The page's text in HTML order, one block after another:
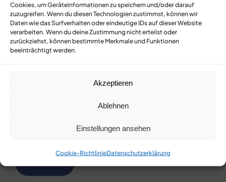
Cookies, um Geräteinformationen zu speichern und/oder darauf
zuzugreifen. Wenn du diesen Technologien zustimmst, können wir
Daten wie das Surfverhalten oder eindeutige IDs auf dieser Website
verarbeiten. Wenn du deine Zustimmung nicht erteilst oder
zurückziehst, können bestimmte Merkmale und Funktionen
beeinträchtigt werden.
Akzeptieren
Ablehnen
Einstellungen ansehen
Cookie-RichtlinieDatenschutzerklärung
Ich stimme zu, dass meine Angaben aus
dem Kontaktformular zur Beantwortung meiner
per E-Mail unter Impressum widerrufen.
Detaillierte Informationen zum Umgang mit
Datenschutzerklärung.